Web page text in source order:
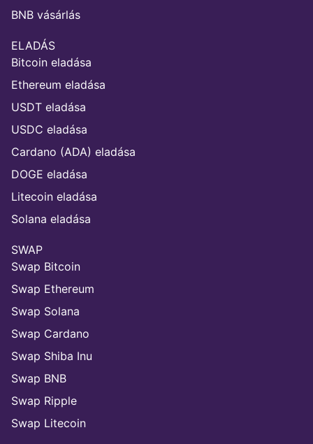
BNB vásárlás
ELADÁS
Bitcoin eladása
Ethereum eladása
USDT eladása
USDC eladása
Cardano (ADA) eladása
DOGE eladása
Litecoin eladása
Solana eladása
SWAP
Swap Bitcoin
Swap Ethereum
Swap Solana
Swap Cardano
Swap Shiba Inu
Swap BNB
Swap Ripple
Swap Litecoin